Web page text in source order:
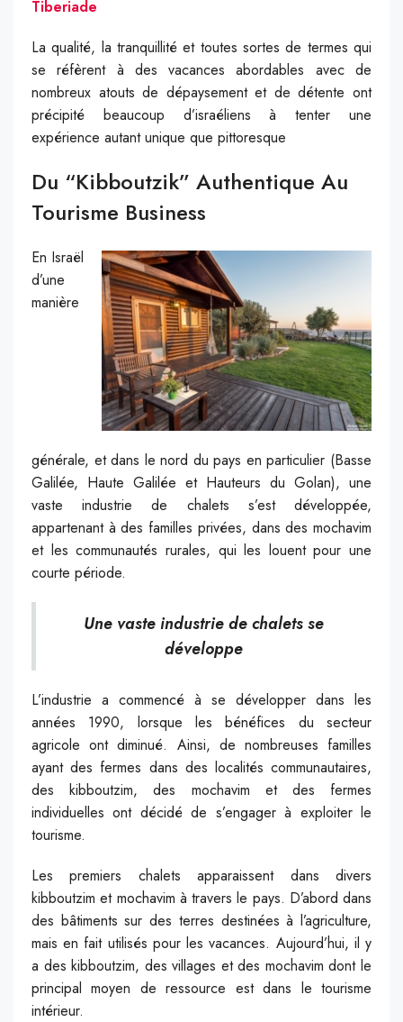
Tiberiade
La qualité, la tranquillité et toutes sortes de termes qui
se réfèrent à des vacances abordables avec de
nombreux atouts de dépaysement et de détente ont
précipité beaucoup d’israéliens à tenter une
expérience autant unique que pittoresque
Du “kibboutzik” Authentique Au
Tourisme Business
En Israël
d’une
manière
générale, et dans le nord du pays en particulier (Basse
Galilée, Haute Galilée et Hauteurs du Golan), une
vaste industrie de chalets s’est développée,
appartenant à des familles privées, dans des mochavim
et les communautés rurales, qui les louent pour une
courte période.
Une vaste industrie de chalets se
développe
L’industrie a commencé à se développer dans les
années 1990, lorsque les bénéfices du secteur
agricole ont diminué. Ainsi, de nombreuses familles
ayant des fermes dans des localités communautaires,
des kibboutzim, des mochavim et des fermes
individuelles ont décidé de s’engager à exploiter le
tourisme.
Les premiers chalets apparaissent dans divers
kibboutzim et mochavim à travers le pays. D’abord dans
des bâtiments sur des terres destinées à l’agriculture,
mais en fait utilisés pour les vacances. Aujourd’hui, il y
a des kibboutzim, des villages et des mochavim dont le
principal moyen de ressource est dans le tourisme
intérieur.